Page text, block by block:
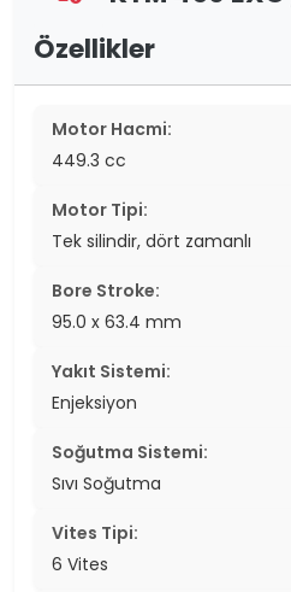
Özellikler
Motor Hacmi:
449.3 cc
Motor Tipi:
Tek silindir, dört zamanlı
Bore Stroke:
95.0 x 63.4 mm
Yakıt Sistemi:
Enjeksiyon
Soğutma Sistemi:
Sıvı Soğutma
Vites Tipi:
6 Vites